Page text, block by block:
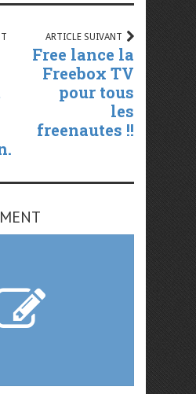
ARTICLE SUIVANT
Free lance la
Freebox TV
pour tous
les
freenautes !!